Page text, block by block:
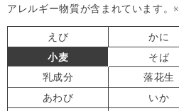
アレルギー物質が含まれています。※
えび かに
小麦
そば
乳成分
落花生
あわび
いか